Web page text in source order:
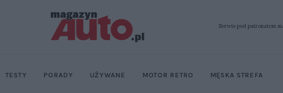
Serwis pod patronatem
MOTOR RETRO
TESTY PORADY UŻYWANE MĘSKA STREFA